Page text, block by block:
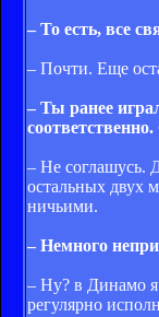
– То есть, все
– Почти. Еще
– Ты ранее
– Не соглашусь.
остальных двух
ничьими.
– Немного
– Ну? в Динамо я
регулярно